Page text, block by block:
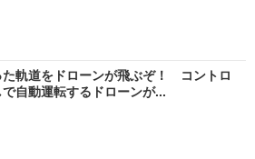
た軌道をドローンが飛ぶぞ！ コントロ
自動運転するドローンが...